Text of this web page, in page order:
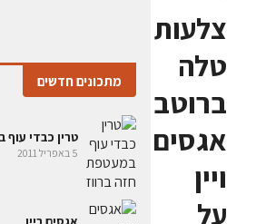
צלעות
טלה
ברוטב
אגסים
ויין
על
מתכונים חדשים
טרין כבדי עוף
5 באפריל 2011